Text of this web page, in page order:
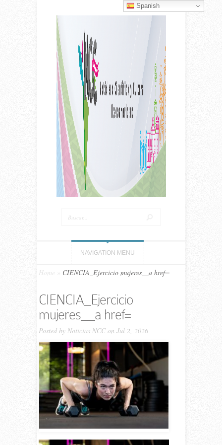
NAVIGATION MENU
Home CIENCIA_Ejercicio mujeres__a href=
CIENCIA_Ejercicio
mujeres__a href=
Posted by Noticias NCCon Jul 2, 2026
Spanish